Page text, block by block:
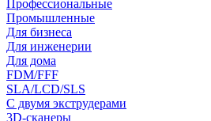
Профессиональные
Промышленные
Для бизнеса
Для инженерии
Для дома
FDM/FFF
SLA/LCD/SLS
С двумя экструдерами
3D-сканеры